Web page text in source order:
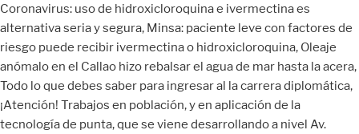
Coronavirus: uso de hidroxicloroquina e ivermectina es
alternativa seria y segura, Minsa: paciente leve con factores de
riesgo puede recibir ivermectina o hidroxicloroquina, Oleaje
anómalo en el Callao hizo rebalsar el agua de mar hasta la acera,
Todo lo que debes saber para ingresar al la carrera diplomática,
¡Atención! Trabajos en población, y en aplicación de la
tecnología de punta, que se viene desarrollando a nivel Av.